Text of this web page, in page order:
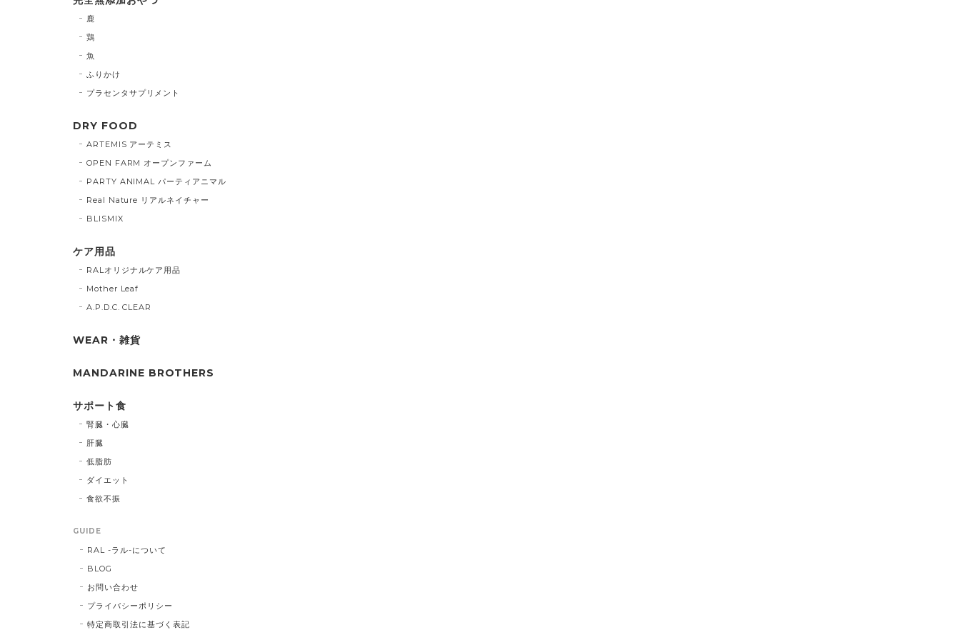
鹿
鶏
魚
ふりかけ
プラセンタサプリメント
DRY FOOD
ARTEMIS アーテミス
OPEN FARM オープンファーム
PARTY ANIMAL パーティアニマル
Real Nature リアルネイチャー
BLISMIX
ケア用品
RALオリジナルケア用品
Mother Leaf
A.P.D.C. CLEAR
WEAR・雑貨
MANDARINE BROTHERS
サポート食
腎臓・心臓
肝臓
低脂肪
ダイエット
食欲不振
GUIDE
RAL -ラル-について
BLOG
お問い合わせ
プライバシーポリシー
特定商取引法に基づく表記